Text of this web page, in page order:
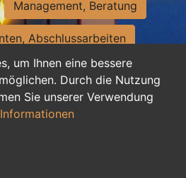
um Ihnen eine bessere
Durch die Nutzung
Sie unserer Verwendung
Management, Beratung
Abschlussarbeiten
Sekretariat
Nebenjobs
duale Ausbildung